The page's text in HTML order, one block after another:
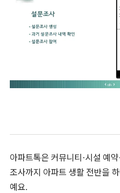
아파트톡은 커뮤니티·시설 예
조사까지 아파트 생활 전반을
예요.